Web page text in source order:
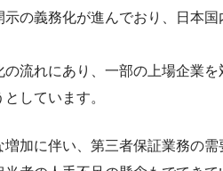
の義務化が進んでおり、日本
流れにあり、一部の上場企業
しています。
加に伴い、第三者保証業務の